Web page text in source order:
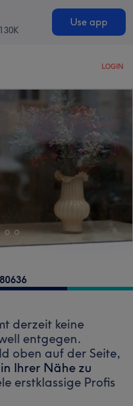
130K
Use app
LOGIN
80636
derzeit keine
entgegen.
oben auf der Seite,
Ihrer Nähe zu
erstklassige Profis